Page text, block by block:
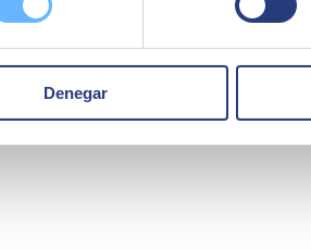
Denegar